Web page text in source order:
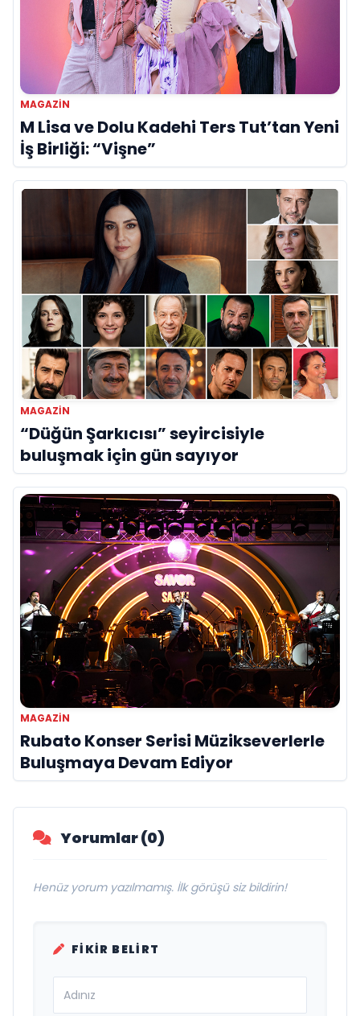
MAGAZİN
M Lisa ve Dolu Kadehi Ters Tut’tan Yeni
İş Birliği: “Vişne”
MAGAZİN
“Düğün Şarkıcısı” seyircisiyle
buluşmak için gün sayıyor
MAGAZİN
Rubato Konser Serisi Müzikseverlerle
Buluşmaya Devam Ediyor
Yorumlar (0)
Henüz yorum yazılmamış. İlk görüşü siz bildirin!
FIKIR BELIRT